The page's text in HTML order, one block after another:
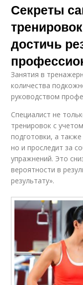
Секреты
достичь
Занятия в
количества
руководством
Специалист не
тренировок с
подготовки, а
но и проследит за
упражнений. Это
вероятности в
результату».